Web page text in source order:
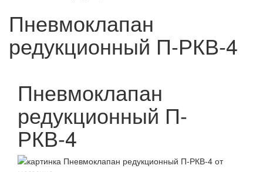
Пневмоклапан
редукционный П-РКВ-4
Пневмоклапан
редукционный П-
РКВ-4